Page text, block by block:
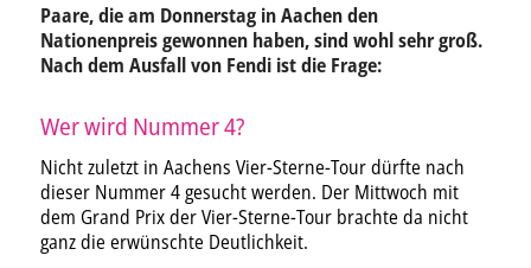
Paare, die am Donnerstag in Aachen den
Nationenpreis gewonnen haben, sind wohl sehr groß.
Nach dem Ausfall von Fendi ist die Frage:
Wer wird Nummer 4?
Nicht zuletzt in Aachens Vier-Sterne-Tour dürfte nach
dieser Nummer 4 gesucht werden. Der Mittwoch mit
dem Grand Prix der Vier-Sterne-Tour brachte da nicht
ganz die erwünschte Deutlichkeit.